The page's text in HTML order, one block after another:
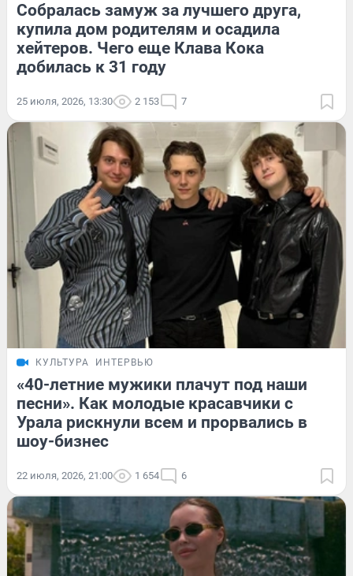
Собралась замуж за лучшего друга,
купила дом родителям и осадила
хейтеров. Чего еще Клава Кока
добилась к 31 году
25 июля, 2026, 13:30 2 153 7
КУЛЬТУРА ИНТЕРВЬЮ
«40-летние мужики плачут под наши
песни». Как молодые красавчики с
Урала рискнули всем и прорвались в
шоу-бизнес
22 июля, 2026, 21:00 1 654 6